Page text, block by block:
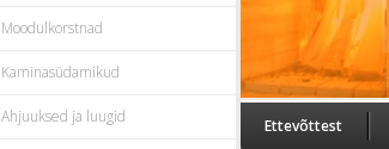
Moodulkorstnad
Kaminasüdamikud
Ahjuuksed ja luugid Ettevõttest